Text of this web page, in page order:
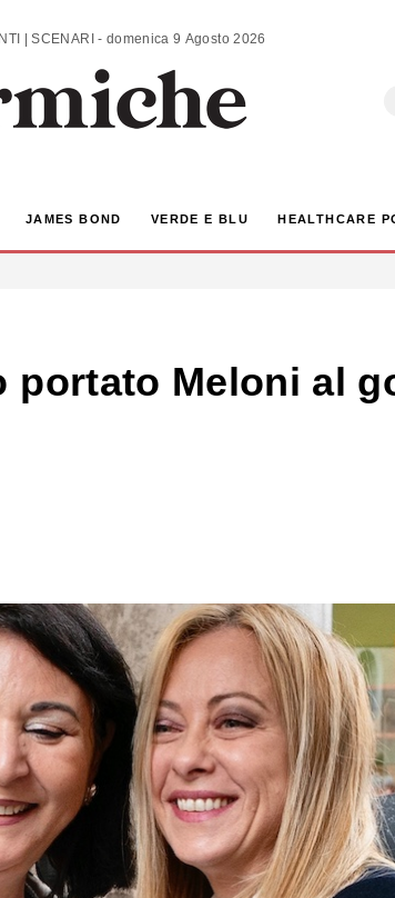
ANALISI | COMMENTI | SCENARI - domenica 9 Agosto 2026
JAMES BOND VERDE E BLU HEALTHCARE
Meloni al